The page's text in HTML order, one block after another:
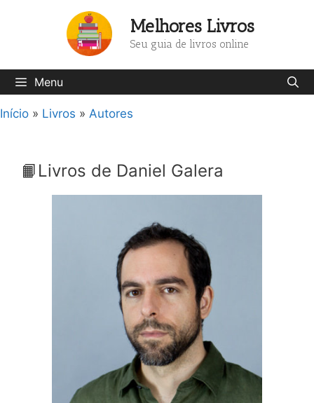
Melhores Livros
Seu guia de livros online
Menu
Início » Livros » Autores
📙Livros de Daniel Galera